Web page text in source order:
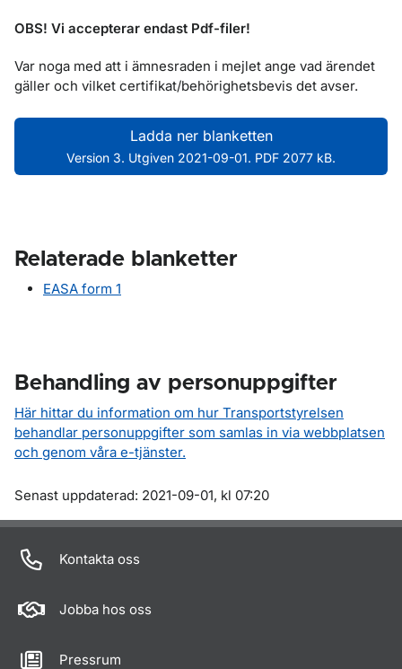
OBS! Vi accepterar endast Pdf-filer!
Var noga med att i ämnesraden i mejlet ange vad ärendet
gäller och vilket certifikat/behörighetsbevis det avser.
Ladda ner blanketten
Version 3. Utgiven 2021-09-01. PDF 2077 kB.
Relaterade blanketter
EASA form 1
Behandling av personuppgifter
Här hittar du information om hur Transportstyrelsen
behandlar personuppgifter som samlas in via webbplatsen
och genom våra e-tjänster.
Om sidan
Senast uppdaterad: 2021-09-01, kl 07:20
Kontakta oss
Jobba hos oss
Pressrum